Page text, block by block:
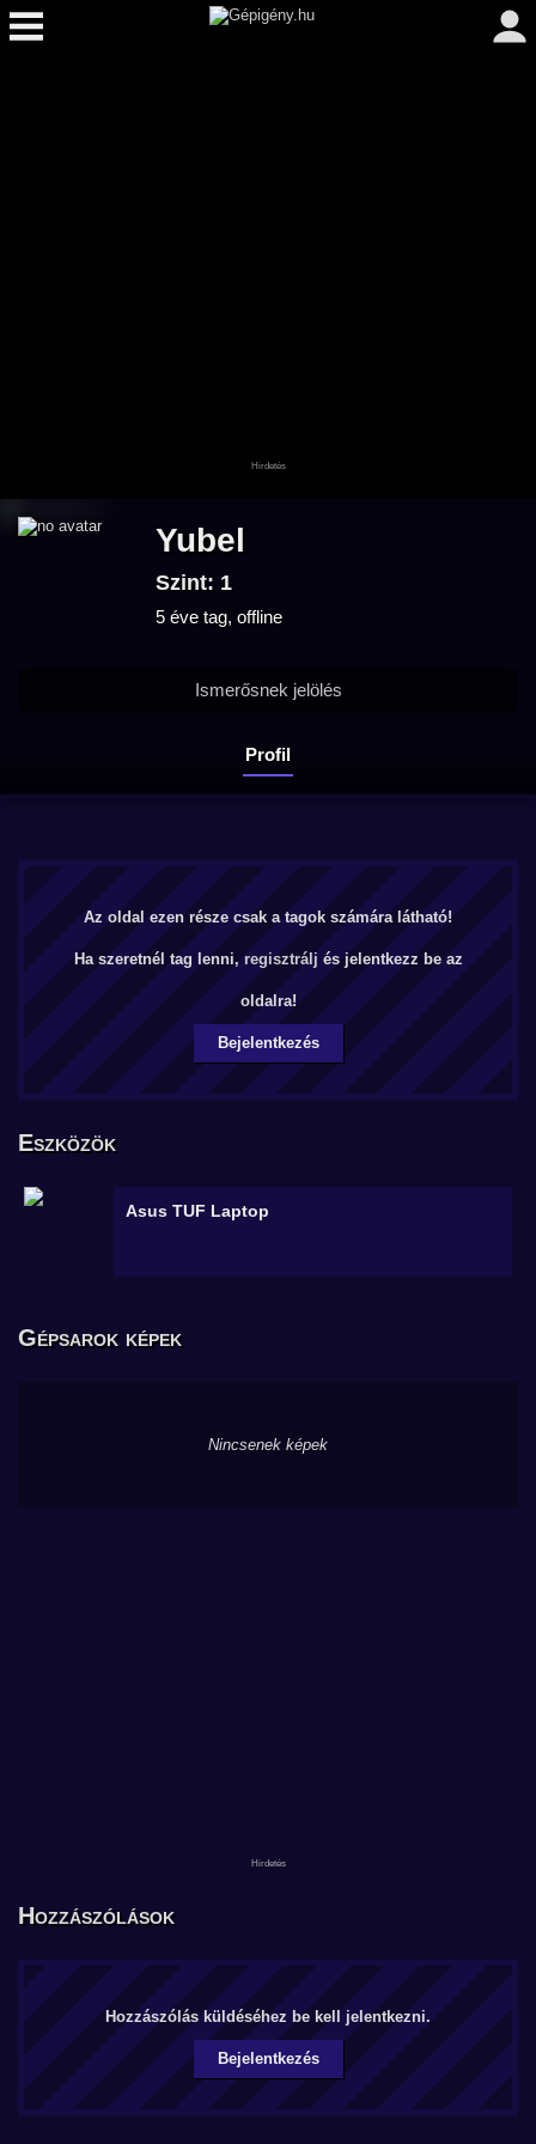
Yubel
Szint: 1
5 éve tag, offline
Profil
Ismerősnek jelölés
Az oldal ezen része csak a tagok számára látható!
Ha szeretnél tag lenni, regisztrálj és jelentkezz be az
oldalra!
Bejelentkezés
Eszközök
Asus TUF Laptop
Gépsarok képek
Nincsenek képek
Hozzászólások
Hozzászólás küldéséhez be kell jelentkezni.
Bejelentkezés